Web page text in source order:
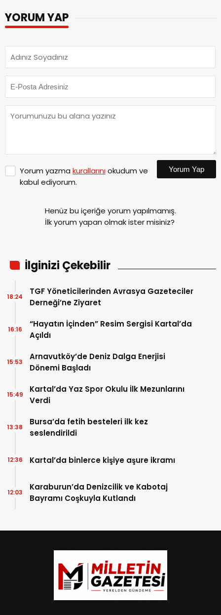
YORUM YAP
Yorum yazma kurallarınıokudum ve
kabul ediyorum.
Yorum Yap
Henüz bu içeriğe yorum yapılmamış.
İlk yorum yapan olmak ister misiniz?
İlginizi Çekebilir
TGF Yöneticilerinden Avrasya Gazeteciler
Derneği’ne Ziyaret
18:24
“Hayatın İçinden” Resim Sergisi Kartal’da
Açıldı
16:16
Arnavutköy’de Deniz Dalga Enerjisi
Dönemi Başladı
15:53
Kartal’da Yaz Spor Okulu İlk Mezunlarını
Verdi
15:49
Bursa’da fetih besteleri ilk kez
seslendirildi
13:38
Kartal’da binlerce kişiye aşure ikramı
12:36
Karaburun’da Denizcilik ve Kabotaj
Bayramı Coşkuyla Kutlandı
12:03